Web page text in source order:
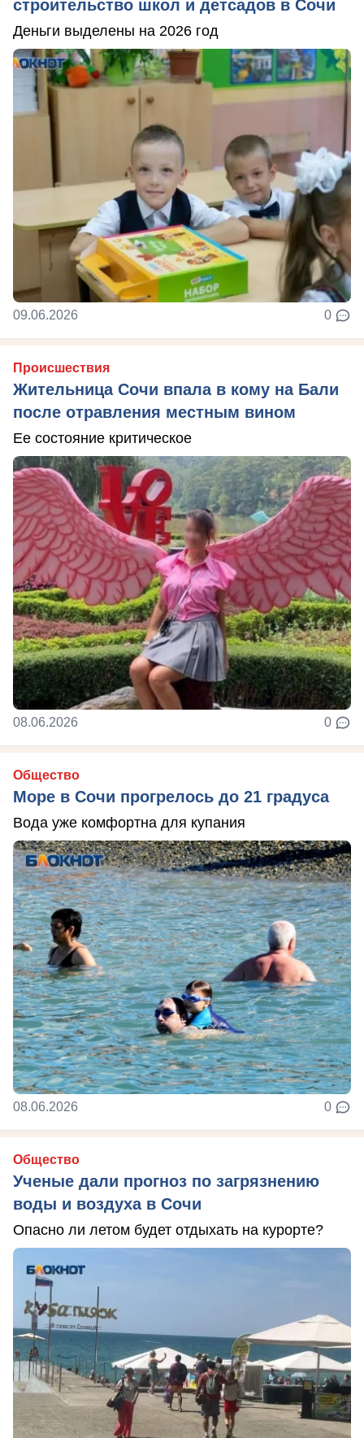
строительство школ и детсадов в Сочи
Деньги выделены на 2026 год
09.06.2026 0
Происшествия
Жительница Сочи впала в кому на Бали
после отравления местным вином
Ее состояние критическое
08.06.2026 0
Общество
Море в Сочи прогрелось до 21 градуса
Вода уже комфортна для купания
08.06.2026 0
Общество
Ученые дали прогноз по загрязнению
воды и воздуха в Сочи
Опасно ли летом будет отдыхать на курорте?